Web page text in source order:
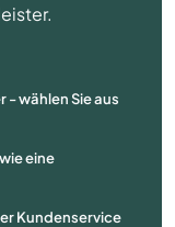
- wählen Sie aus
eine
Kundenservice